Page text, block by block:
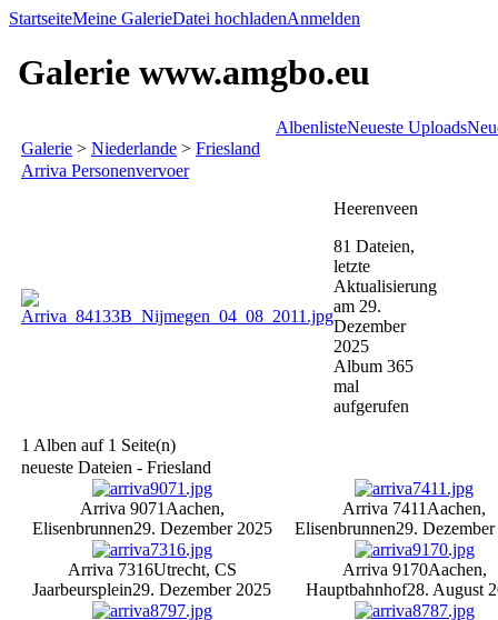
StartseiteMeine GalerieDatei hochladenAnmelden
Galerie www.amgbo.eu
AlbenlisteNeueste Uploads
Galerie > Niederlande > Friesland
Arriva Personenvervoer
Heerenveen
81 Dateien,
letzte
Aktualisierung
am 29.
Dezember
2025
Album 365
mal
aufgerufen
1 Alben auf 1 Seite(n)
neueste Dateien - Friesland
Arriva 9071 Aachen,
Elisenbrunnen29. Dezember 2025
Arriva 7411 Aachen,
Elisenbrunnen29.
Arriva 7316Utrecht, CS
Jaarbeursplein29. Dezember 2025
Arriva 9170Aachen,
Hauptbahnhof28. August